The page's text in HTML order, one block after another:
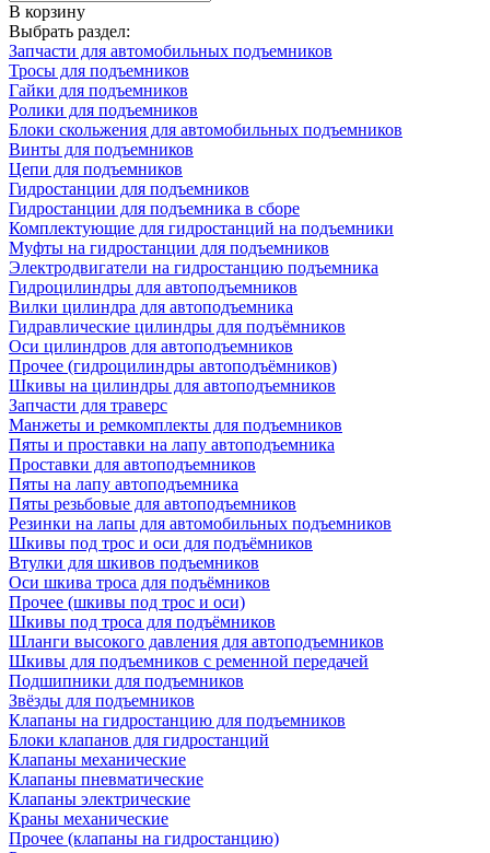
В корзину
Выбрать раздел:
Запчасти для автомобильных подъемников
Тросы для подъемников
Гайки для подъемников
Ролики для подъемников
Блоки скольжения для автомобильных подъемников
Винты для подъемников
Цепи для подъемников
Гидростанции для подъемников
Гидростанции для подъемника в сборе
Комплектующие для гидростанций на подъемники
Муфты на гидростанции для подъемников
Электродвигатели на гидростанцию подъемника
Гидроцилиндры для автоподъемников
Вилки цилиндра для автоподъемника
Гидравлические цилиндры для подъёмников
Оси цилиндров для автоподъемников
Прочее (гидроцилиндры автоподъёмников)
Шкивы на цилиндры для автоподъемников
Запчасти для траверс
Манжеты и ремкомплекты для подъемников
Пяты и проставки на лапу автоподъемника
Проставки для автоподъемников
Пяты на лапу автоподъемника
Пяты резьбовые для автоподъемников
Резинки на лапы для автомобильных подъемников
Шкивы под трос и оси для подъёмников
Втулки для шкивов подъемников
Оси шкива троса для подъёмников
Прочее (шкивы под трос и оси)
Шкивы под троса для подъёмников
Шланги высокого давления для автоподъемников
Шкивы для подъемников с ременной передачей
Подшипники для подъемников
Звёзды для подъемников
Клапаны на гидростанцию для подъемников
Блоки клапанов для гидростанций
Клапаны механические
Клапаны пневматические
Клапаны электрические
Краны механические
Прочее (клапаны на гидростанцию)